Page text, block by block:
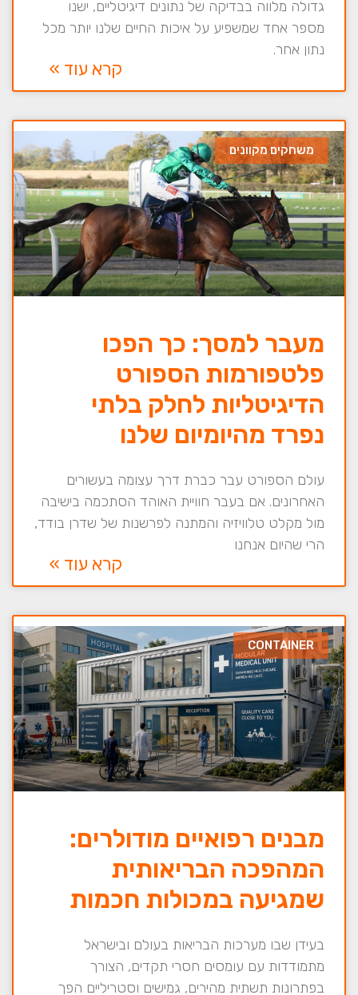
גדולה מלווה בבדיקה של נתונים דיגיטליים, ישנו
מספר אחד שמשפיע על איכות החיים שלנו יותר מכל
נתון אחר.
קרא עוד »
משחקים מקוונים
מעבר למסך: כך הפכו
פלטפורמות הספורט
הדיגיטליות לחלק בלתי
נפרד מהיומיום שלנו
עולם הספורט עבר כברת דרך עצומה בעשורים
האחרונים. אם בעבר חוויית האוהד הסתכמה בישיבה
מול מקלט טלוויזיה והמתנה לפרשנות של שדרן בודד,
הרי שהיום אנחנו
קרא עוד »
CONTAINER
מבנים רפואיים מודולרים:
המהפכה הבריאותית
שמגיעה במכולות חכמות
בעידן שבו מערכות הבריאות בעולם ובישראל
מתמודדות עם עומסים חסרי תקדים, הצורך
בפתרונות תשתית מהירים, גמישים וסטריליים הפך